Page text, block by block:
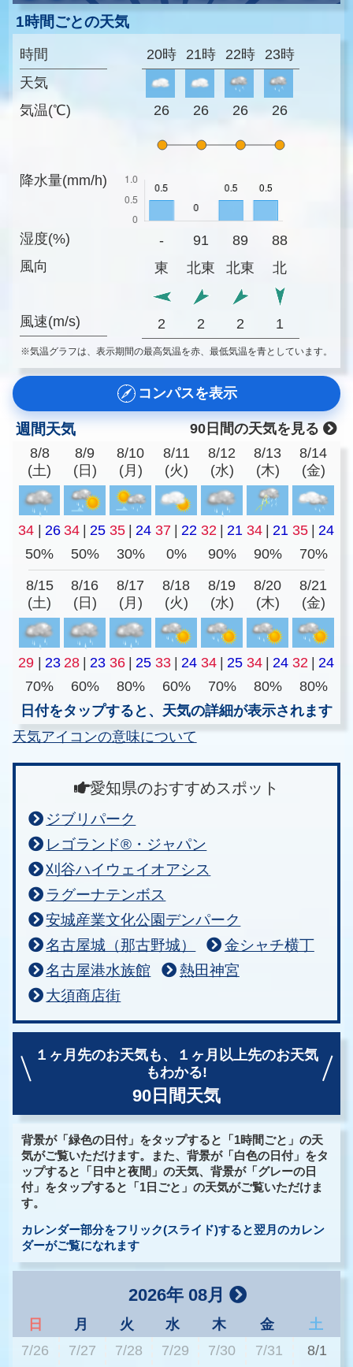
1時間ごとの天気
時間
天気
気温(℃)
降水量(mm/h)
湿度(%)
風向
風速(m/s)
20時 21時 22時 23時
26 26 26 26
- 91 89
88
東
北東 北東 北
2 2 2 1
※気温グラフは、表示期間の最高気温を赤、最低気温を青としています。
コンパスを表示
週間天気
90日間の天気を見る
8/8
(土)
8/9
(日)
8/10
(月)
8/11
(火)
8/12
(水)
8/13
(木)
8/14
(金)
34 26 34 25 35 24 37 22 32 21 34 21 35
24
50%
50% 30% 0% 90% 90% 70%
8/15
(土)
8/16
(日)
8/17
(月)
8/18
(火)
8/19
(水)
8/20
(木)
8/21
(金)
29 23 28 23 36 25 33 24 34 25 34 24 32
24
70%
60% 80% 60% 70% 80%
80%
日付をタップすると、天気の詳細が表示されます
天気アイコンの意味について
愛知県のおすすめスポット
ジブリパーク
レゴランド®・ジャパン
刈谷ハイウェイオアシス
ラグーナテンボス
安城産業文化公園デンパーク
名古屋城（那古野城）
金シャチ横丁
名古屋港水族館
熱田神宮
大須商店街
１ヶ月先のお天気も、
１ヶ月以上先のお天気
もわかる!
90日間天気
背景が「緑色の日付」をタップすると「1時間ごと」の天
気がご覧いただけます。また、背景が「白色の日付」をタ
ップすると「日中と夜間」の天気、背景が「グレーの日
付」をタップすると「1日ごと」の天気がご覧いただけま
す。
カレンダー部分をフリック(スライド)すると翌月のカレン
ダーがご覧になれます
2026年 08月
日 月 火 水 木 金
土
7/26
7/27 7/28 7/29 7/30 7/31 8/1